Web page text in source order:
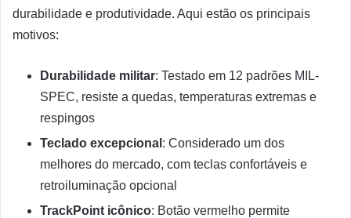
durabilidade e produtividade. Aqui estão os principais
motivos:
Durabilidade militar: Testado em 12 padrões MIL-
SPEC, resiste a quedas, temperaturas extremas e
respingos
Teclado excepcional : Considerado um dos
melhores do mercado, com teclas confortáveis e
retroiluminação opcional
TrackPoint icônico: Botão vermelho permite